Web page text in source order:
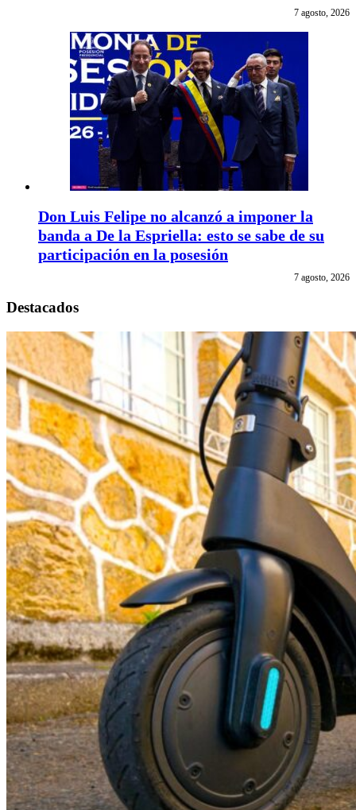
7 agosto, 2026
Don Luis Felipe no alcanzó a imponer la
banda a De la Espriella: esto se sabe de su
participación en la posesión
7 agosto, 2026
Destacados